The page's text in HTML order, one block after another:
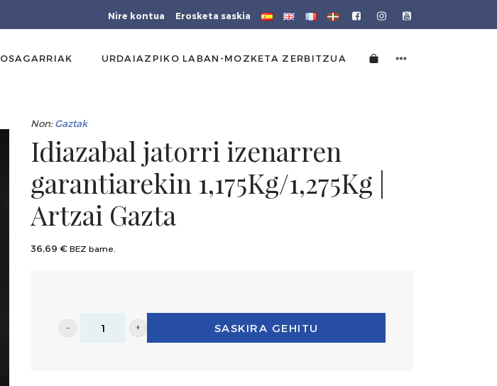
Nire kontua Erosketa saskia
OSAGARRIAK URDAIAZPIKO LABAN-MOZKETA ZERBITZUA
Non:Gaztak
Idiazabal jatorri izenarren
garantiarekin 1,175Kg/1,275Kg |
Artzai Gazta
36,69 € BEZ barne.
Idiazabal
SASKIRA GEHITU